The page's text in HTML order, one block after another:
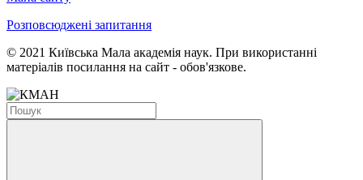
Розповсюджені запитання
© 2021 Київська Мала академія наук. При використанні
матеріалів посилання на сайт - обов'язкове.